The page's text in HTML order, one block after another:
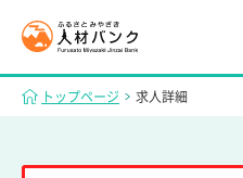
トップページ 求人詳細